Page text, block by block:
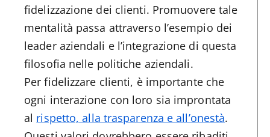
fidelizzazione dei clienti. Promuovere tale
mentalità passa attraverso l’esempio dei
leader aziendali e l’integrazione di questa
filosofia nelle politiche aziendali.
Per fidelizzare clienti, è importante che
ogni interazione con loro sia improntata
al rispetto, alla trasparenza e all’onestà.